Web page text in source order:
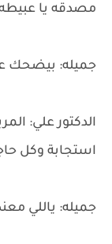
مصدقه يا
جميله: بيضحك
الدكتور علي:
استجابة وكل
جميله: ياللي